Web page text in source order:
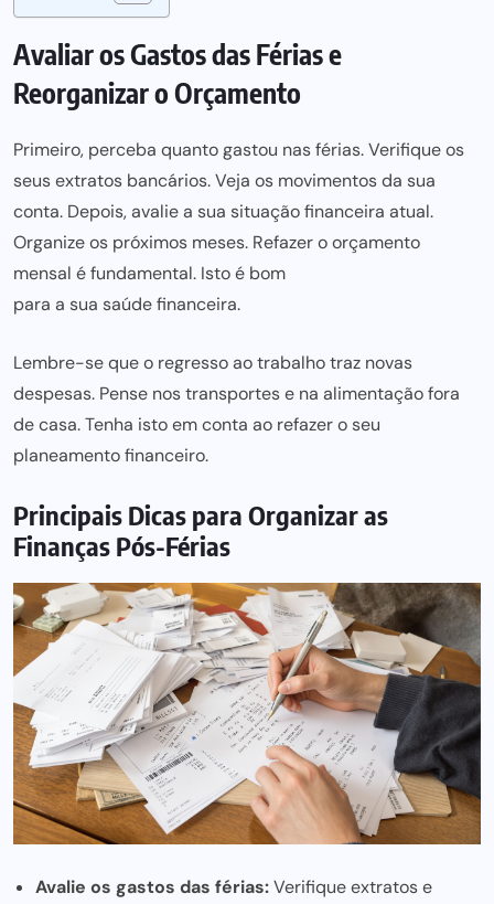
Avaliar os Gastos das Férias e
Reorganizar o Orçamento
Primeiro, perceba quanto gastou nas férias. Verifique os
seus extratos bancários. Veja os movimentos da sua
conta. Depois, avalie a sua situação financeira atual.
Organize os próximos meses. Refazer o orçamento
mensal é fundamental. Isto é bom
para a sua saúde financeira.
Lembre-se que o regresso aotrabalho traz novas
despesas. Pense nos transportes e na alimentação fora
de casa. Tenha isto em conta ao refazer o seu
planeamento financeiro.
Principais Dicas para Organizar as
Finanças Pós-Férias
Avalie os gastos das férias:Verifique extratos e